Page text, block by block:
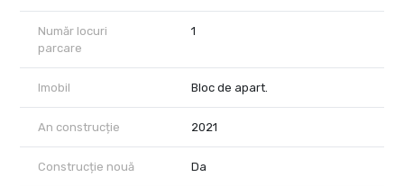
Număr locuri
parcare
1
Imobil Bloc de apart.
An construcție 2021
Construcție nouă Da